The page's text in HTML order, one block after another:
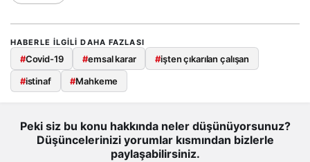
HABERLE ILGILI DAHA FAZLASI
#Covid-19 #emsal karar #işten çıkarılan çalışan
#istinaf #Mahkeme
Peki siz bu konu hakkında neler düşünüyorsunuz?
Düşüncelerinizi yorumlar kısmından bizlerle
paylaşabilirsiniz.